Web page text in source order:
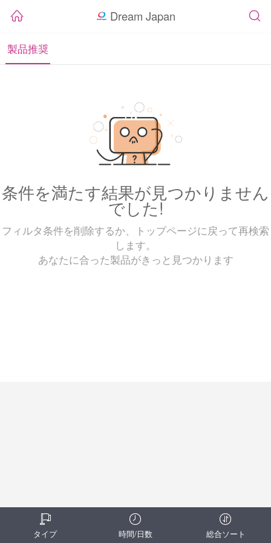
Dream Japan
製品推奨
条件を満たす結果が見つかりません
でした!
フィルタ条件を削除するか、トップページに戻って再検索
します。
あなたに合った製品がきっと見つかります
タイプ 時間/日数 総合ソート